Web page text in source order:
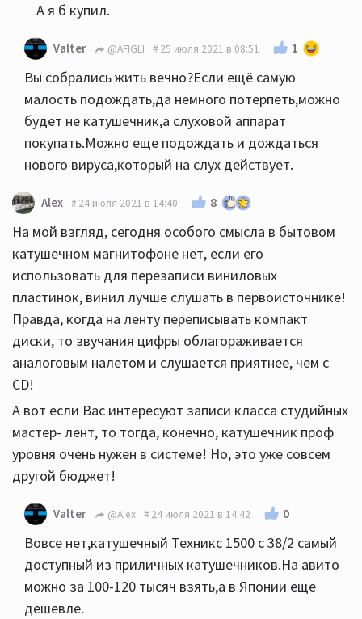
А я б купил.
Valter @AFIGLI 25 июля 2021 в 08:51 1
Вы собрались жить вечно?Если ещё самую
малость подождать,да немного потерпеть,можно
будет не катушечник,а слуховой аппарат
покупать.Можно еще подождать и дождаться
нового вируса,который на слух действует.
Alex 24 июля 2021 в 14:40 8
На мой взгляд, сегодня особого смысла в бытовом
катушечном магнитофоне нет, если его
использовать для перезаписи виниловых
пластинок, винил лучше слушать в первоисточнике!
Правда, когда на ленту переписывать компакт
диски, то звучания цифры облагораживается
аналоговым налетом и слушается приятнее, чем с
CD!
А вот если Вас интересуют записи класса студийных
мастер- лент, то тогда, конечно, катушечник проф
уровня очень нужен в системе! Но, это уже совсем
другой бюджет!
Valter @Alex 24 июля 2021 в 14:42 0
Вовсе нет,катушечный Техникс 1500 с 38/2 самый
доступный из приличных катушечников.На авито
можно за 100-120 тысяч взять,а в Японии еще
дешевле.